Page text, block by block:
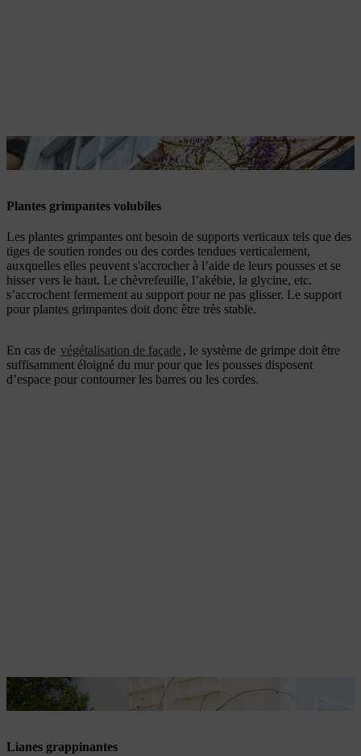
La glycine de Chine est une plante grimpante populaire.
Plantes grimpantes volubiles
Les plantes grimpantes ont besoin de supports verticaux tels que des
tiges de soutien rondes ou des cordes tendues verticalement,
auxquelles elles peuvent s'accrocher à l’aide de leurs pousses et se
hisser vers le haut. Le chèvrefeuille, l’akébie, la glycine, etc.
s’accrochent fermement au support pour ne pas glisser. Le support
pour plantes grimpantes doit donc être très stable.
En cas de végétalisation de façade, le système de grimpe doit être
suffisamment éloigné du mur pour que les pousses disposent
d’espace pour contourner les barres ou les cordes.
Les plantes grimpantes volubiles ont besoin de supports verticaux
Lianes grappinantes